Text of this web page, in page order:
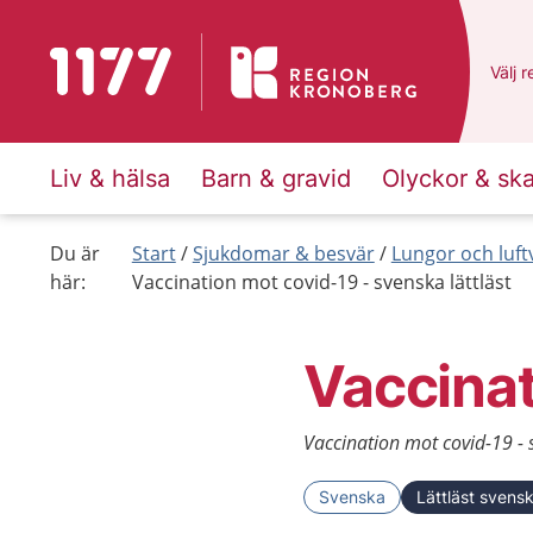
Till startsidan för 1177 Du
Välj
Liv & hälsa Barn & gravid Olyckor &
Du är
här:
Start Sjukdomar & besvär Lungor och
Vaccination mot covid-19 - svenska lättläst
Vaccination mot covid-19 -
Svenska Lättläst